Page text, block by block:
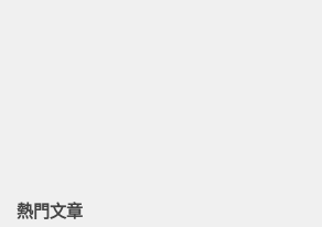
熱門文章